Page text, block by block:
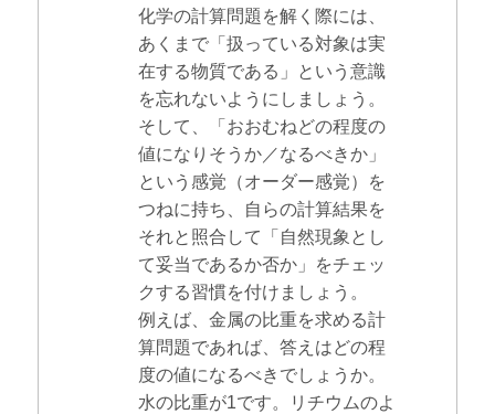
化学の計算問題を解く際には、
あくまで「扱っている対象は実
在する物質である」という意識
を忘れないようにしましょう。
そして、「おおむねどの程度の
値になりそうか／なるべきか」
という感覚（オーダー感覚）を
つねに持ち、自らの計算結果を
それと照合して「自然現象とし
て妥当であるか否か」をチェッ
クする習慣を付けましょう。
例えば、金属の比重を求める計
算問題であれば、答えはどの程
度の値になるべきでしょうか。
水の比重が1です。リチウムのよ